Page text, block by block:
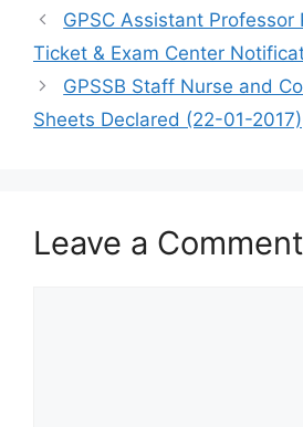
GPSC Assistant Professor
Ticket & Exam Center
GPSSB Staff Nurse and
Sheets Declared (22-01-2017)
Leave a Comment